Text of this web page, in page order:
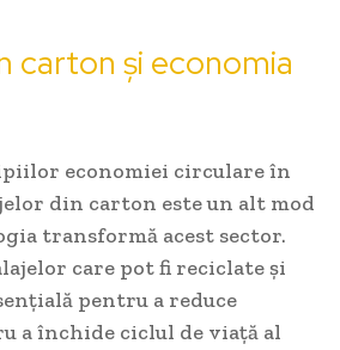
carton și economia
economiei circulare în
din carton este un alt mod
transformă acest sector.
care pot fi reciclate și
pentru a reduce
a închide ciclul de viață al